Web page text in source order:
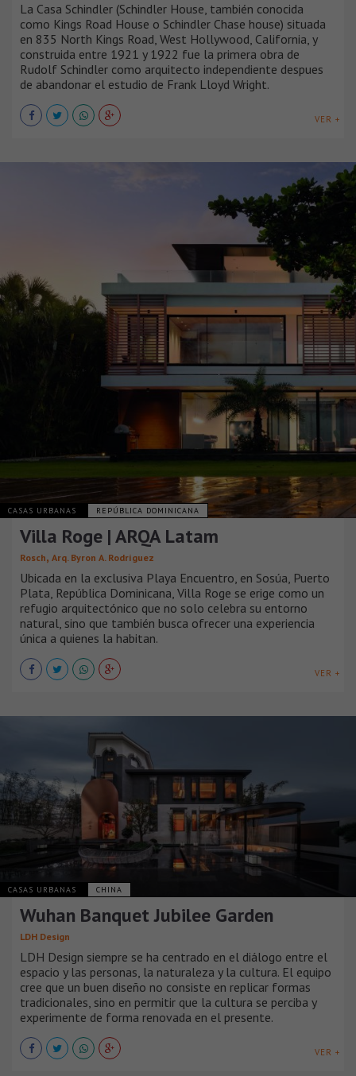
La Casa Schindler (Schindler House, también conocida
como Kings Road House o Schindler Chase house) situada
en 835 North Kings Road, West Hollywood, California, y
construida entre 1921 y 1922 fue la primera obra de
Rudolf Schindler como arquitecto independiente despues
de abandonar el estudio de Frank Lloyd Wright.
VER +
CASAS URBANAS REPÚBLICA DOMINICANA
Villa Roge | ARQA Latam
Rosch, Arq. Byron A. Rodríguez
Ubicada en la exclusiva Playa Encuentro, en Sosúa, Puerto
Plata, República Dominicana, Villa Roge se erige como un
refugio arquitectónico que no solo celebra su entorno
natural, sino que también busca ofrecer una experiencia
única a quienes la habitan.
VER +
CASAS URBANAS CHINA
Wuhan Banquet Jubilee Garden
LDH Design
LDH Design siempre se ha centrado en el diálogo entre el
espacio y las personas, la naturaleza y la cultura. El equipo
cree que un buen diseño no consiste en replicar formas
tradicionales, sino en permitir que la cultura se perciba y
experimente de forma renovada en el presente.
VER +